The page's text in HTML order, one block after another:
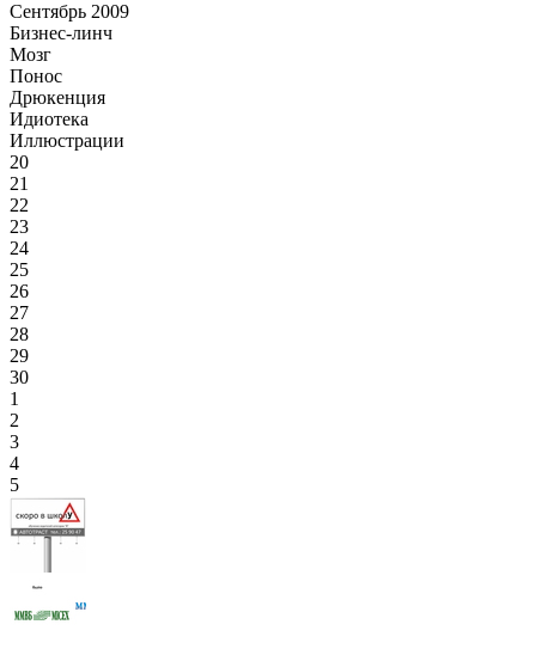
Сентябрь 2009
Бизнес-линч
Мозг
Понос
Дрюкенция
Идиотека
Иллюстрации
20
21
22
23
24
25
26
27
28
29
30
1
2
3
4
5